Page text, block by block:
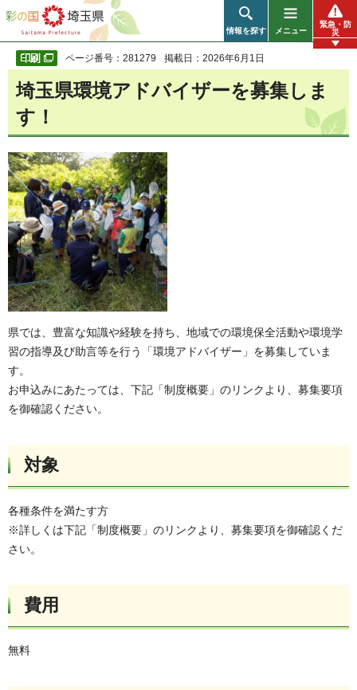
彩の国 埼玉県
情報を探す メニュー
緊急・防
災
ページ番号：281279 掲載日：2026年6月1日
埼玉県環境アドバイザーを募集しま
す！
県では、豊富な知識や経験を持ち、地域での環境保全活動や環境学
習の指導及び助言等を行う「環境アドバイザー」を募集していま
す。
お申込みにあたっては、下記「制度概要」のリンクより、募集要項
を御確認ください。
対象
各種条件を満たす方
※詳しくは下記「制度概要」のリンクより、募集要項を御確認くだ
さい。
費用
無料